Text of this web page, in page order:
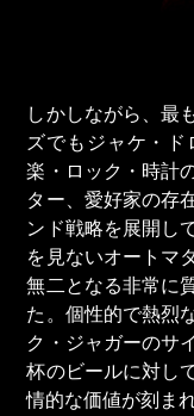
しかしながら、最
ズでもジャケ・
楽・ロック・時計
ター、愛好家の存
ンド戦略を展開し
を見ないオートマ
無二となる非常に
た。個性的で熱烈
ク・ジャガーのサ
杯のビールに対し
情的な価値が刻まれ